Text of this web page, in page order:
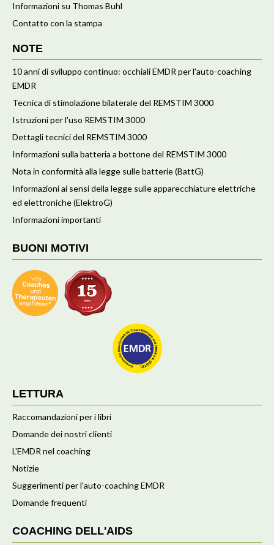
Informazioni su Thomas Buhl
Contatto con la stampa
NOTE
10 anni di sviluppo continuo: occhiali EMDR per l'auto-coaching
EMDR
Tecnica di stimolazione bilaterale del REMSTIM 3000
Istruzioni per l'uso REMSTIM 3000
Dettagli tecnici del REMSTIM 3000
Informazioni sulla batteria a bottone del REMSTIM 3000
Nota in conformità alla legge sulle batterie (BattG)
Informazioni ai sensi della legge sulle apparecchiature elettriche
ed elettroniche (ElektroG)
Informazioni importanti
BUONI MOTIVI
LETTURA
Raccomandazioni per i libri
Domande dei nostri clienti
L'EMDR nel coaching
Notizie
Suggerimenti per l'auto-coaching EMDR
Domande frequenti
COACHING DELL'AIDS